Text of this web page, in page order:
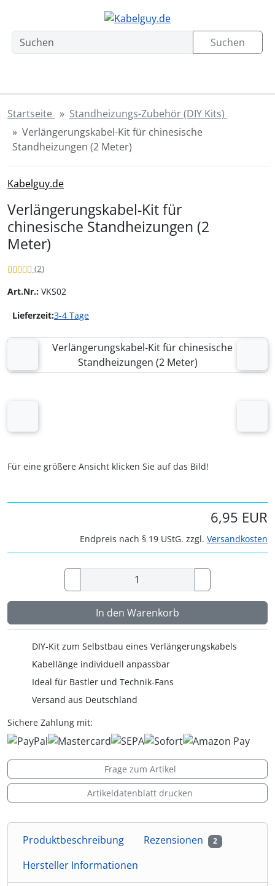
Springe zum Inhalt Springe zur Navigation
Suchen
Startseite
Standheizungs-Zubehör (DIY Kits)
Verlängerungskabel-Kit für chinesische
Standheizungen (2 Meter)
Kabelguy.de
Verlängerungskabel-Kit für
chinesische Standheizungen (2
Meter)
Bewertung: 4.5 von 5 Sternen!
(2Bewertungen
)
Art.Nr.: VKS02
Lieferzeit:3-4 Tage
Wenn mehr als ein Produktbild existiert, können Sie die
Für eine größere Ansicht klicken Sie auf das Bild!
6,95 EUR
Endpreis nach § 19 UStG. zzgl. Versandkosten
In den Warenkorb
DIY-Kit zum Selbstbau eines Verlängerungskabels
Kabellänge individuell anpassbar
Ideal für Bastler und Technik-Fans
Versand aus Deutschland
Sichere Zahlung mit:
Frage zum Artikel
Artikeldatenblatt drucken
Produktbeschreibung Rezensionen 2
Hersteller Informationen